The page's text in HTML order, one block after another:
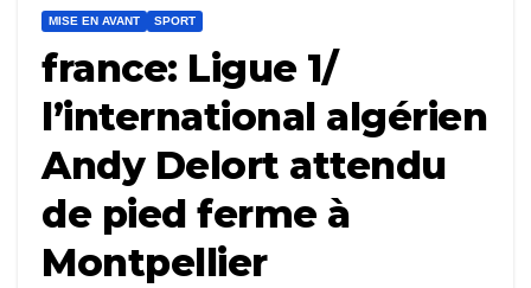
MISE EN AVANT SPORT
france: Ligue 1/
l’international algérien
Andy Delort attendu
de pied ferme à
Montpellier